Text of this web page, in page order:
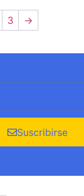
3 →
Suscribirse